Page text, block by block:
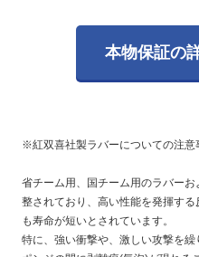
本物保証の
※紅双喜社製ラバーについての注意
省チーム用、国チーム用のラバー
整されており、高い性能を発揮す
も寿命が短いとされています。
特に、強い衝撃や、激しい攻撃を